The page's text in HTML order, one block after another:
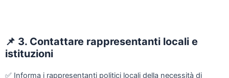
📌 3. Contattare rappresentanti locali e
istituzioni
✅ Informa i rappresentanti politici locali della necessità di